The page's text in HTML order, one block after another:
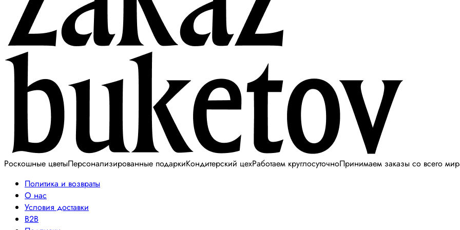
Роскошные цветыПерсонализированные подаркиКондитерский цехРаботаем круглосуточноПринимаем заказы со всего
Политика и возвраты
О нас
Условия доставки
B2B